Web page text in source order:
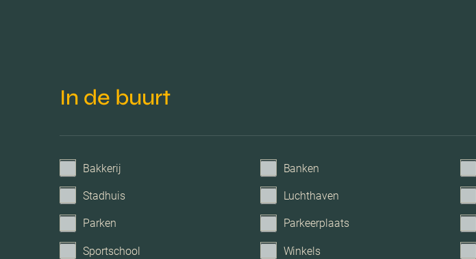
Voorzieningen
Garage
In de buurt
Bakkerij Banken
Stadhuis Luchthaven
Parken Parkeerplaats
Sportschool Winkels